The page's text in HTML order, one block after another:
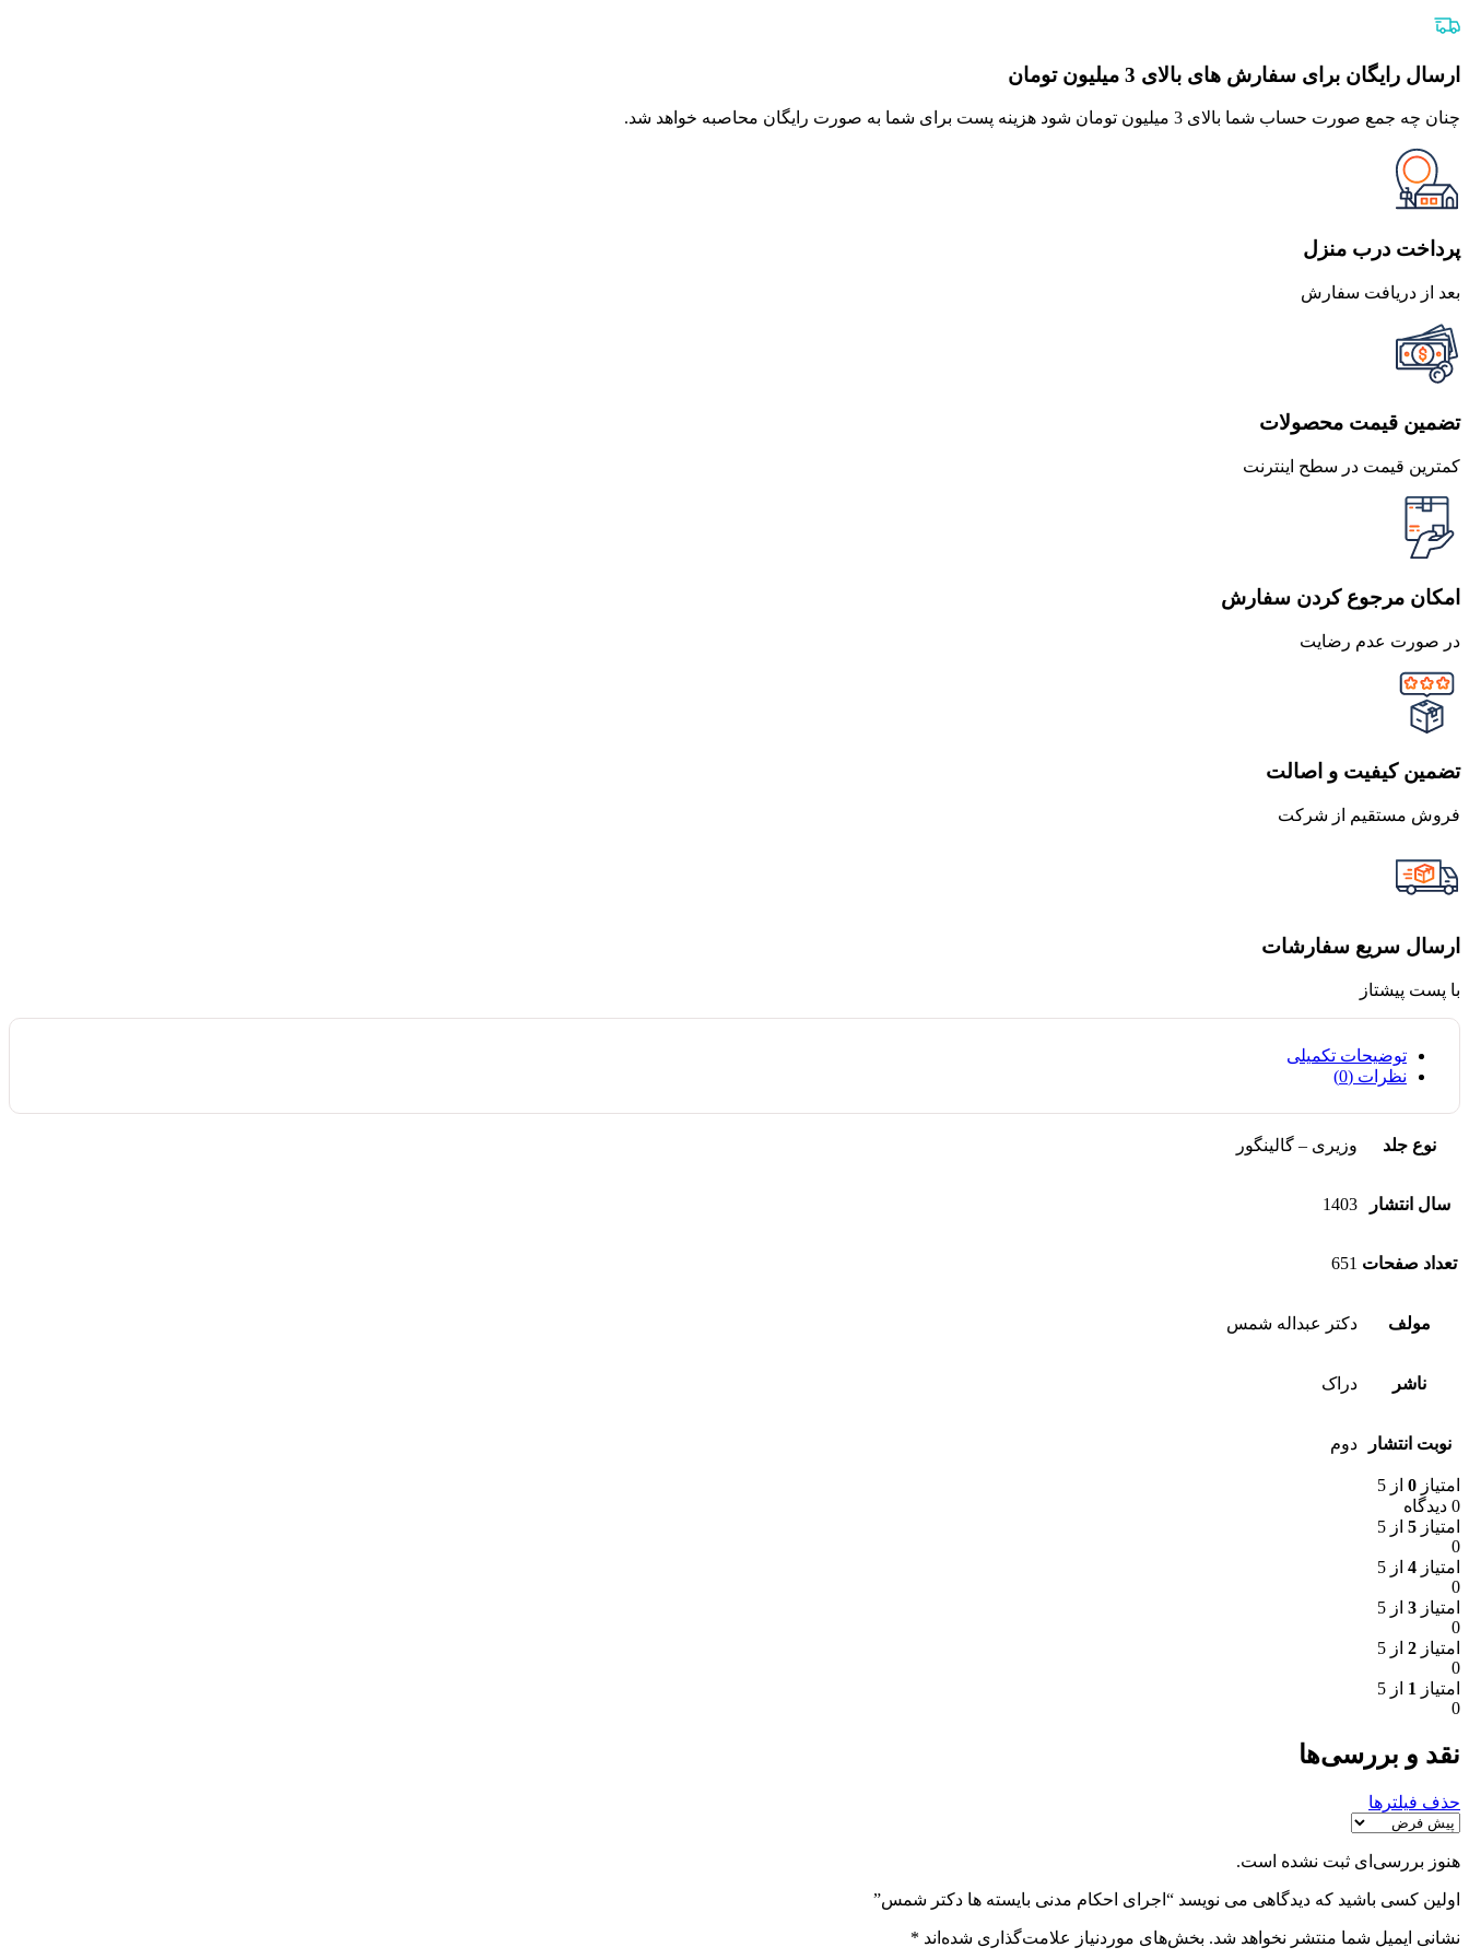
ارسال رایگان برای سفارش های بالای 3 میلیون تومان
چنان چه جمع صورت حساب شما بالای 3 میلیون تومان شود هزینه پست برای شما به صورت رایگان محاصبه خواهد شد.
پرداخت درب منزل
بعد از دریافت سفارش
تضمین قیمت محصولات
کمترین قیمت در سطح اینترنت
امکان مرجوع کردن سفارش
در صورت عدم رضایت
تضمین کیفیت و اصالت
فروش مستقیم از شرکت
ارسال سریع سفارشات
با پست پیشتاز
توضیحات تکمیلی
نظرات (0)
نوع جلد وزیری – گالینگور
سال انتشار 1403
تعداد صفحات 651
مولف دکتر عبداله شمس
ناشر دراک
نوبت انتشار دوم
امتیاز 0 از 5
0 دیدگاه
امتیاز 5 از 5
0
امتیاز 4 از 5
0
امتیاز 3 از 5
0
امتیاز 2 از 5
0
امتیاز 1 از 5
0
نقد و بررسی‌ها
حذف فیلترها
هنوز بررسی‌ای ثبت نشده است.
اولین کسی باشید که دیدگاهی می نویسد “اجرای احکام مدنی بایسته ها دکتر شمس”
نشانی ایمیل شما منتشر نخواهد شد. بخش‌های موردنیاز علامت‌گذاری شده‌اند *